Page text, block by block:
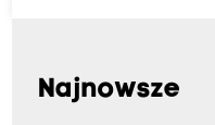
Najnowsze